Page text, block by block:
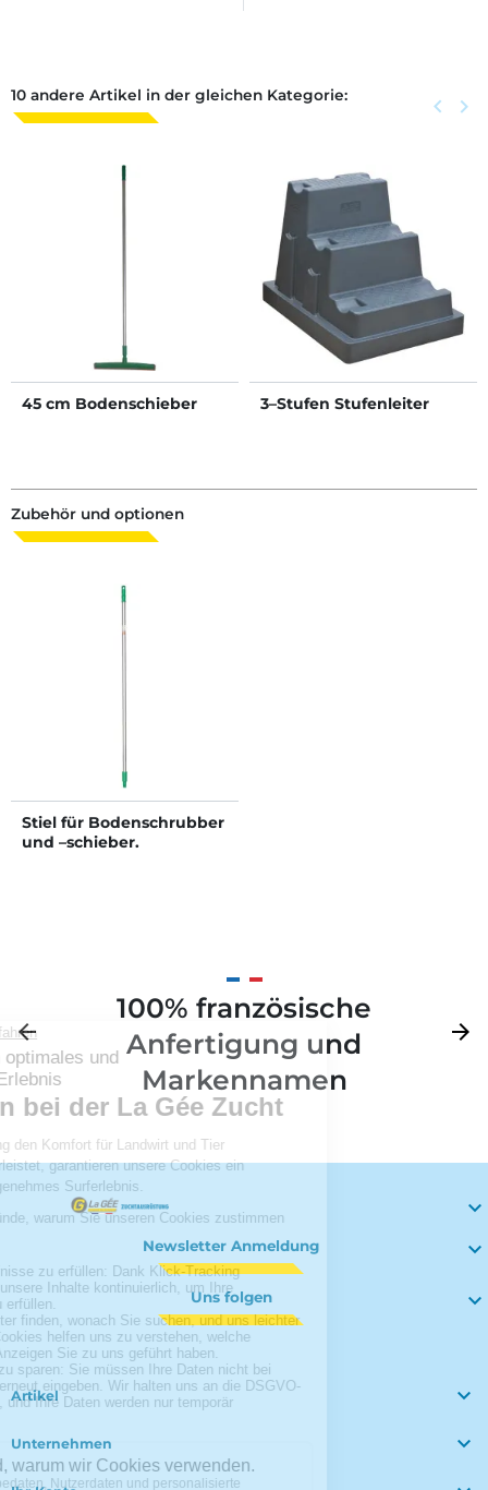
10 andere Artikel in der gleichen Kategorie: Zurück
keyboard_arrow_left keyboard_arrow_right
45 cm Bodenschieber 3–Stufen Stufenleiter
Zubehör und optionen
Stiel für Bodenschrubber
und –schieber.
Zurück
arrow_back
100% französische
Anfertigung und
Markennamen
Weiter
arrow_forward

Newsletter Anmeldung 
Uns folgen 
Artikel 
Unternehmen 